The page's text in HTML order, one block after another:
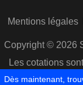
Mentions légales
Copyright © 2026
Les cotations
Dès maintenant,